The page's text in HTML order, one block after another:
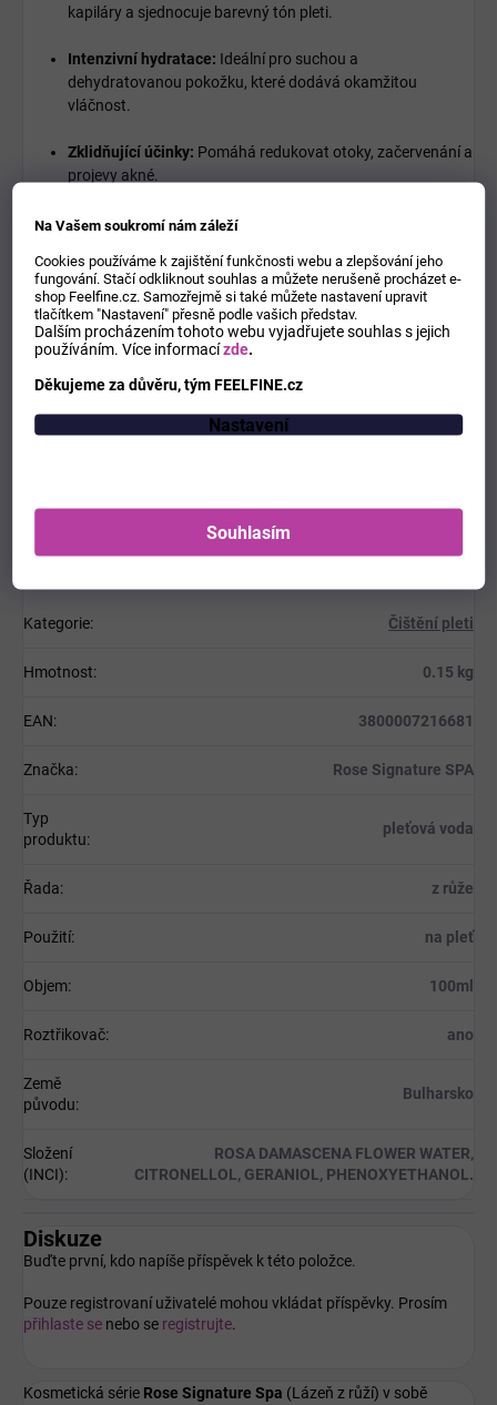
Na Vašem soukromí nám záleží
Cookies používáme k zajištění funkčnosti webu a zlepšování jeho
fungování. Stačí odkliknout souhlas a můžete nerušeně procházet e-
shop Feelfine.cz. Samozřejmě si také můžete nastavení upravit
tlačítkem "Nastavení" přesně podle vašich představ.
Dalším procházením tohoto webu vyjadřujete souhlas s jejich
používáním.Více informacízde
Děkujeme za důvěru, tým FEELFINE.cz
Nastavení
Souhlasím
kapiláry a sjednocuje barevný tón pleti.
Intenzivní hydratace: Ideální pro suchou a
dehydratovanou pokožku, které dodává okamžitou
vláčnost.
Zklidňující účinky: Pomáhá redukovat otoky, začervenání a
projevy akné.
Všestranné využití:Vhodná pro dočištění pleti, fixaci make-
citlivé oblasti očí.
Použití:Pro čištění pleti naneste na vatový tampon a jemně otřete
tvář. Pro osvěžení během dne aplikujte pomocí rozprašovače
Kategorie: Čištění pleti
Hmotnost: 0.15 kg
EAN: 3800007216681
Značka: Rose Signature SPA
Typ
produktu:
pleťová voda
Řada: z růže
Použití: na pleť
Objem: 100ml
Roztřikovač: ano
Země
původu:
Bulharsko
Složení
(INCI):
ROSA DAMASCENA FLOWER WATER,
CITRONELLOL, GERANIOL, PHENOXYETHANOL.
Diskuze
Buďte první, kdo napíše příspěvek k této položce.
Pouze registrovaní uživatelé mohou vkládat příspěvky. Prosím
přihlaste se nebo se registrujte.
Kosmetická série Rose Signature Spa (Lázeň z růží) v sobě